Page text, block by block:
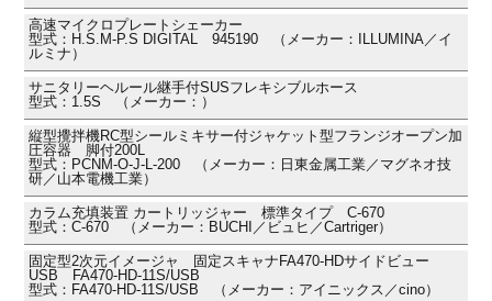
高速マイクロプレートシェーカー
型式：H.S.M-P.S DIGITAL 945190 （メーカー：ILLUMINA／イ
ルミナ）
サニタリーヘルール継手付SUSフレキシブルホース
型式：1.5S （メーカー：）
縦型攪拌機RC型シールミキサー付ジャケット型フランジオープン加
圧容器 脚付200L
型式：PCNM-O-J-L-200 （メーカー：日東金属工業／マグネオ技
研／山本電機工業）
カラム充填装置 カートリッジャー 標準タイプ C-670
型式：C-670 （メーカー：BUCHI／ビュヒ／Cartriger）
固定型2次元イメージャ 固定スキャナFA470-HDサイドビュー
USB FA470-HD-11S/USB
型式：FA470-HD-11S/USB （メーカー：アイニックス／cino）